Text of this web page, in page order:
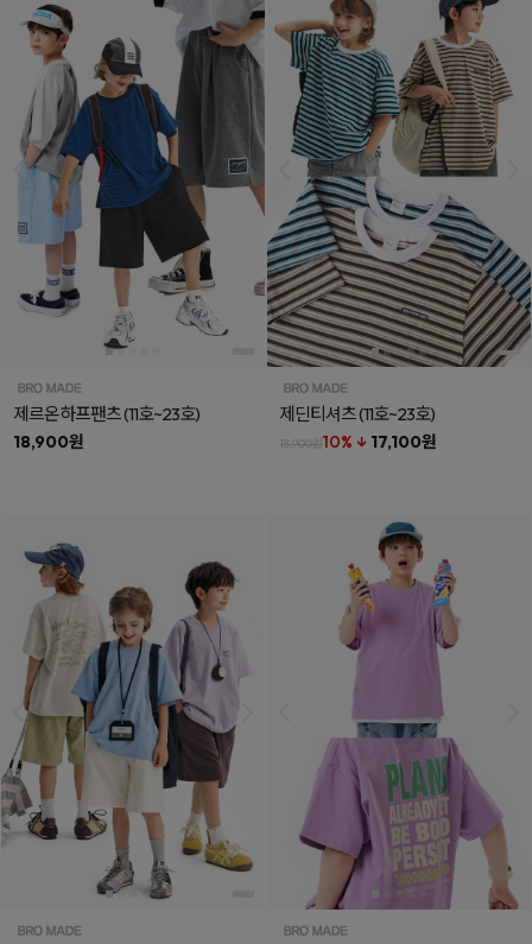
제르온하프팬츠(11호~23호)
18,900원
제딘티셔츠(11호~23호)
18,900원10% ↓ 17,100원